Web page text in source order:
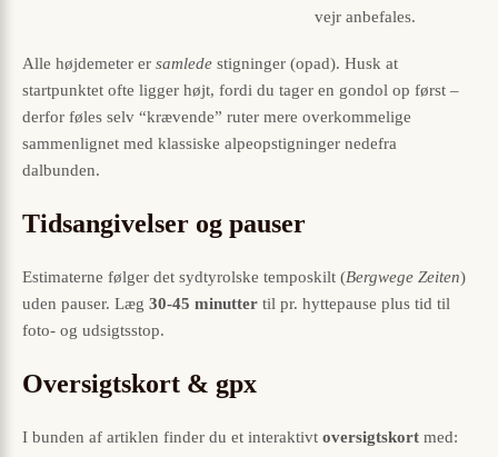
vejr anbefales.
Alle højdemeter er samlede stigninger (opad). Husk at
startpunktet ofte ligger højt, fordi du tager en gondol op først –
derfor føles selv “krævende” ruter mere overkommelige
sammenlignet med klassiske alpeopstigninger nedefra
dalbunden.
Tidsangivelser og pauser
Estimaterne følger det sydtyrolske temposkilt (Bergwege Zeiten)
uden pauser. Læg 30-45 minutter til pr. hyttepause plus tid til
foto- og udsigtsstop.
Oversigtskort & gpx
I bunden af artiklen finder du et interaktivt oversigtskort med: